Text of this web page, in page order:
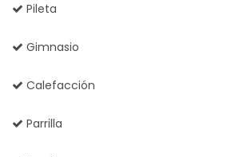
Pileta
Gimnasio
Calefacción
Parrilla